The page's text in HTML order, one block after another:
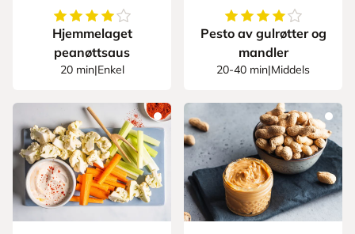
4.083333333333333
stjerner
Hjemmelaget
peanøttsaus
20 min|Enkel
4.2av5 stjerner
Pesto av gulrøtter og
mandler
20-40 min|Middels